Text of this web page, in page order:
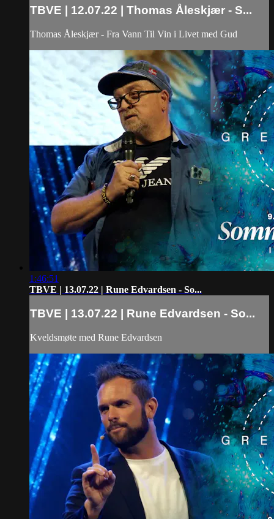
TBVE | 12.07.22 | Thomas Åleskjær - S...
Thomas Åleskjær - Fra Vann Til Vin i Livet med Gud
1:46:51
TBVE | 13.07.22 | Rune Edvardsen - So...
TBVE | 13.07.22 | Rune Edvardsen - So...
Kveldsmøte med Rune Edvardsen